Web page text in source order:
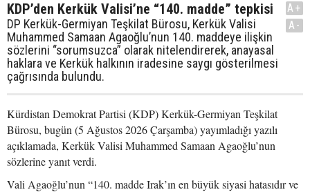
KDP’den Kerkük Valisi’ne “140. madde” tepkisi
DP Kerkük-Germiyan Teşkilat Bürosu, Kerkük Valisi
Muhammed Samaan Agaoğlu’nun 140. maddeye ilişkin
sözlerini “sorumsuzca” olarak nitelendirerek, anayasal
haklara ve Kerkük halkının iradesine saygı gösterilmesi
çağrısında bulundu.
A+
A-
Kürdistan Demokrat Partisi (KDP) Kerkük-Germiyan Teşkilat
Bürosu, bugün (5 Ağustos 2026 Çarşamba) yayımladığı yazılı
açıklamada, Kerkük Valisi Muhammed Samaan Agaoğlu’nun
sözlerine yanıt verdi.
Vali Agaoğlu’nun “140. madde Irak’ın en büyük siyasi hatasıdır ve